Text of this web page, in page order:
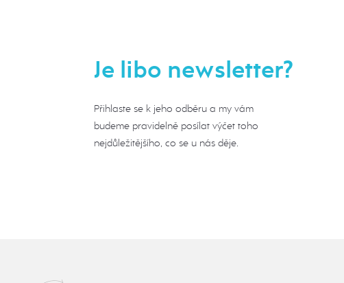
Je libo newsletter?
Přihlaste se k jeho odběru a my vám
budeme pravidelně posílat výčet toho
nejdůležitějšího, co se u nás děje.